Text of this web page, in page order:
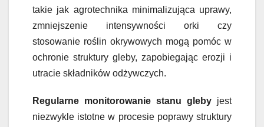
takie jak agrotechnika minimalizująca uprawy,
zmniejszenie intensywności orki czy
stosowanie roślin okrywowych mogą pomóc w
ochronie struktury gleby, zapobiegając erozji i
utracie składników odżywczych.
Regularne monitorowanie stanu gleby jest
niezwykle istotne w procesie poprawy struktury